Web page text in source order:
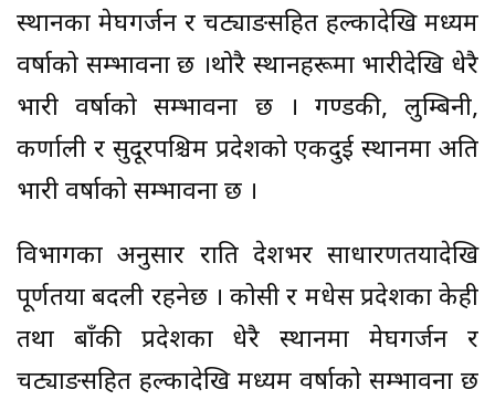
स्थानका मेघगर्जन र चट्याङसहित हल्कादेखि मध्यम
वर्षाको सम्भावना छ ।थोरै स्थानहरूमा भारीदेखि धेरै
भारी वर्षाको सम्भावना छ । गण्डकी, लुम्बिनी,
कर्णाली र सुदूरपश्चिम प्रदेशको एकदुई स्थानमा अति
भारी वर्षाको सम्भावना छ ।
विभागका अनुसार राति देशभर साधारणतयादेखि
पूर्णतया बदली रहनेछ । कोसी र मधेस प्रदेशका केही
तथा बाँकी प्रदेशका धेरै स्थानमा मेघगर्जन र
चट्याङसहित हल्कादेखि मध्यम वर्षाको सम्भावना छ